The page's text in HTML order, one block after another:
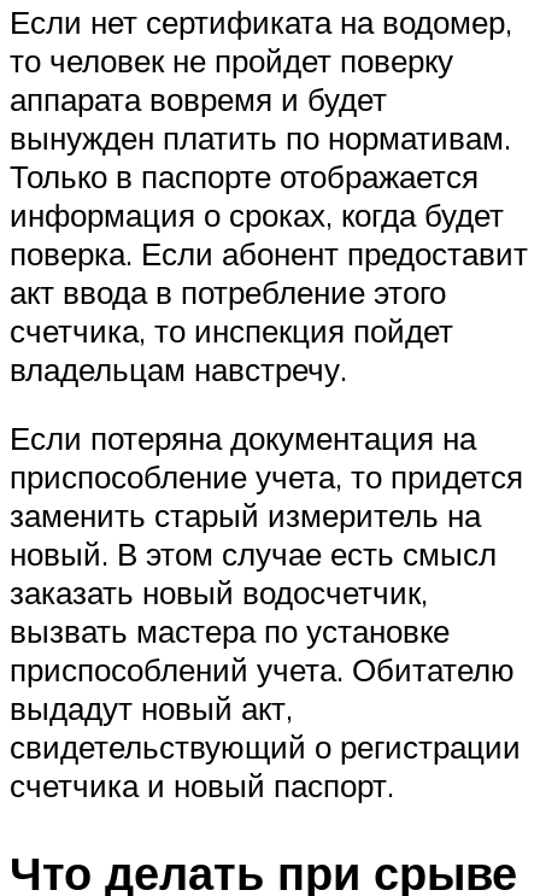
Если нет сертификата на водомер,
то человек не пройдет поверку
аппарата вовремя и будет
вынужден платить по нормативам.
Только в паспорте отображается
информация о сроках, когда будет
поверка. Если абонент предоставит
акт ввода в потребление этого
счетчика, то инспекция пойдет
владельцам навстречу.
Если потеряна документация на
приспособление учета, то придется
заменить старый измеритель на
новый. В этом случае есть смысл
заказать новый водосчетчик,
вызвать мастера по установке
приспособлений учета. Обитателю
выдадут новый акт,
свидетельствующий о регистрации
счетчика и новый паспорт.
Что делать при срыве